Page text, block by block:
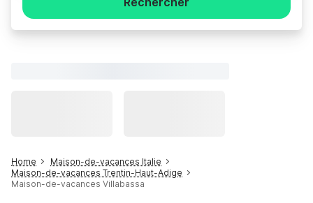
Home
Maison-de-vacances Italie
Maison-de-vacances Trentin-Haut-Adige
Maison-de-vacances Villabassa